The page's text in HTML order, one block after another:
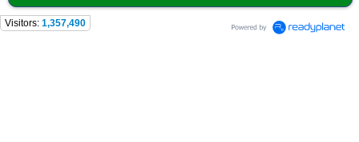
Visitors: 1,357,490